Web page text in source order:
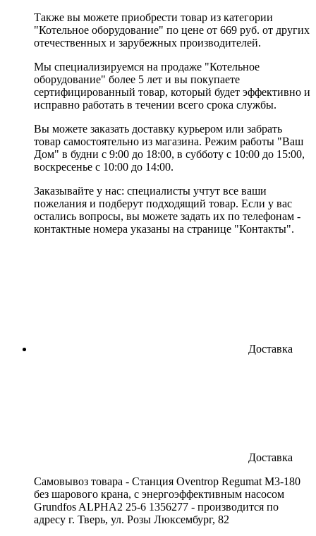
Также вы можете приобрести товар из категории
"Котельное оборудование" по цене от 669 руб. от других
отечественных и зарубежных производителей.
Мы специализируемся на продаже "Котельное
оборудование" более 5 лет и вы покупаете
сертифицированный товар, который будет эффективно и
исправно работать в течении всего срока службы.
Вы можете заказать доставку курьером или забрать
товар самостоятельно из магазина. Режим работы "Ваш
Дом" в будни с 9:00 до 18:00, в субботу с 10:00 до 15:00,
воскресенье с 10:00 до 14:00.
Заказывайте у нас: специалисты учтут все ваши
пожелания и подберут подходящий товар. Если у вас
остались вопросы, вы можете задать их по телефонам -
контактные номера указаны на странице "Контакты".
Доставка
Доставка
Cамовывоз товара - Станция Oventrop Regumat M3-180
без шарового крана, с энергоэффективным насосом
Grundfos ALPHA2 25-6 1356277 - производится по
адресу г. Тверь, ул. Розы Люксембург, 82